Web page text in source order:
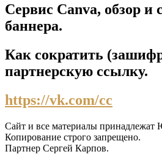
Сервис Canva, обзор и
баннера.
Как сократить
партнерскую ссылку.
https://vk.com/cc
Сайт и все материалы
Копирование строго запрещено.
Партнер Сергей Карпов.